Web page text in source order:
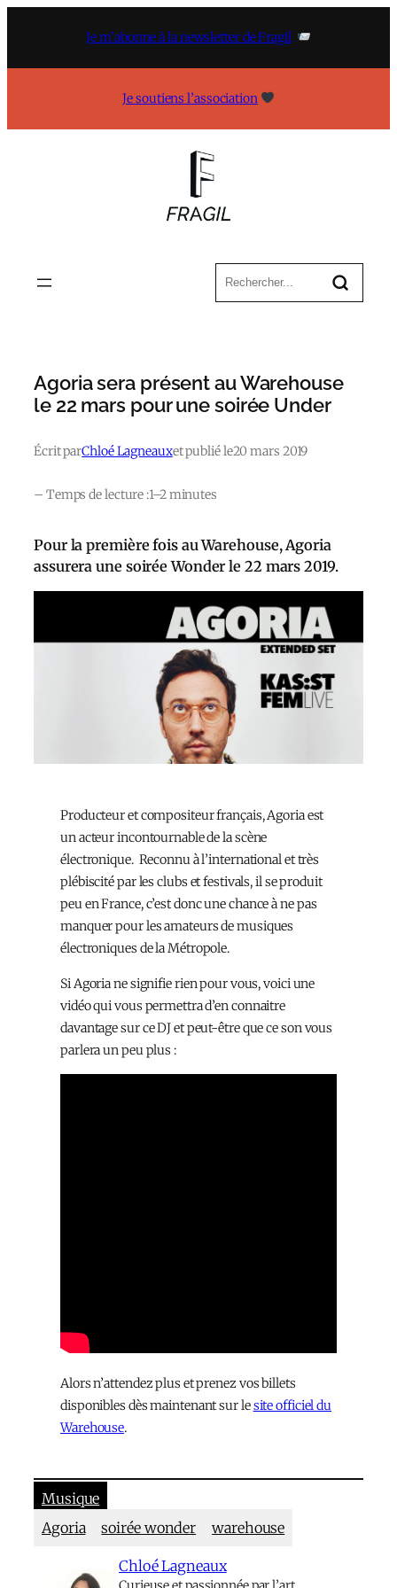
Je m’abonne à la newsletter de Fragil
Je soutiens l’association
Agoria sera présent au Warehouse
le 22 mars pour une soirée Under
Écrit parChloé Lagneauxet publié le20 mars 2019
– Temps de lecture :1–2 minutes
Pour la première fois au Warehouse, Agoria
assurera une soirée Wonder le 22 mars 2019.
Producteur et compositeur français, Agoria est
un acteur incontournable de la scène
électronique. Reconnu à l’international et très
plébiscité par les clubs et festivals, il se produit
peu en France, c’est donc une chance à ne pas
manquer pour les amateurs de musiques
électroniques de la Métropole.
Si Agoria ne signifie rien pour vous, voici une
vidéo qui vous permettra d’en connaitre
davantage sur ce DJ et peut-être que ce son vous
parlera un peu plus :
Alors n’attendez plus et prenez vos billets
disponibles dès maintenant sur lesite officiel du
Warehouse.
Musique
Agoria
soirée wonder warehouse
Chloé Lagneaux